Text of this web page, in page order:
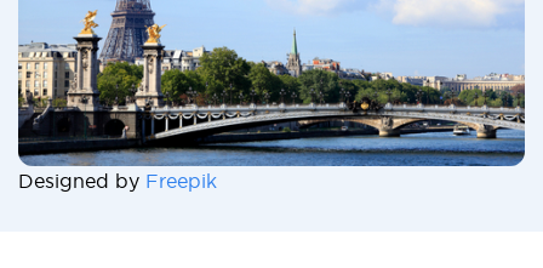
Designed by Freepik